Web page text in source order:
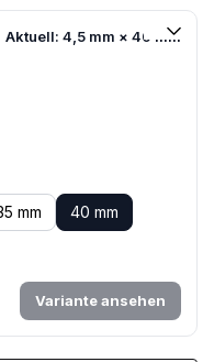
Aktuell: 4,5 mm × 40 mm
mm
40 mm
Variante ansehen